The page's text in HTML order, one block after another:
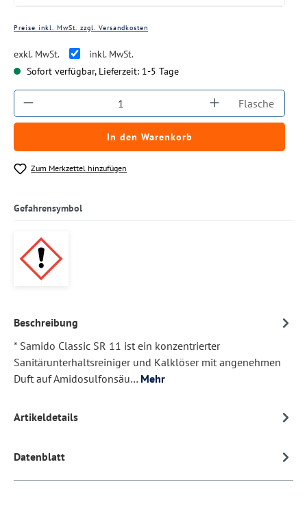
Preise inkl. MwSt. zzgl. Versandkosten
exkl. MwSt.
inkl. MwSt.
Sofort verfügbar, Lieferzeit: 1-5 Tage
Produkt Anzahl: Gib den gewünschten
Flasche
In den Warenkorb
Zum Merkzettel hinzufügen
Gefahrensymbol
Beschreibung
* Samido Classic SR 11 ist ein konzentrierter
Sanitärunterhaltsreiniger und Kalklöser mit angenehmen
Duft auf Amidosulfonsäu… Mehr
Artikeldetails
Datenblatt